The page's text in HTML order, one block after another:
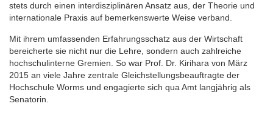
stets durch einen interdisziplinären Ansatz aus, der Theorie und
internationale Praxis auf bemerkenswerte Weise verband.
Mit ihrem umfassenden Erfahrungsschatz aus der Wirtschaft
bereicherte sie nicht nur die Lehre, sondern auch zahlreiche
hochschulinterne Gremien. So war Prof. Dr. Kirihara von März
2015 an viele Jahre zentrale Gleichstellungsbeauftragte der
Hochschule Worms und engagierte sich qua Amt langjährig als
Senatorin.